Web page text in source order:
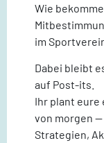
Wie
im
Dabei bleibt
auf Post-its.
Ihr plant eure
von morgen
Strategien,